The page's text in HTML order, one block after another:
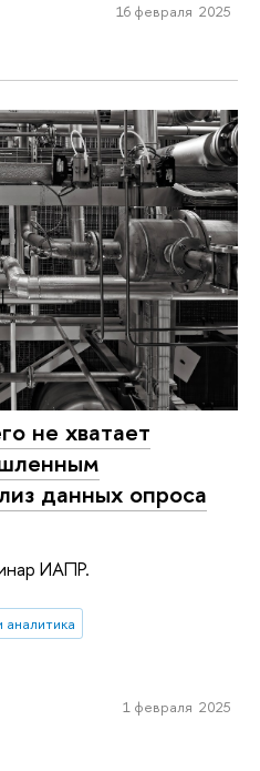
16 февраля 2025
не хватает
данных опроса
ИАПР.
аналитика
1 февраля 2025